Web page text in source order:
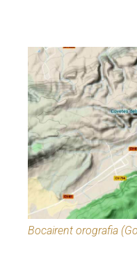
Bocairent orografia